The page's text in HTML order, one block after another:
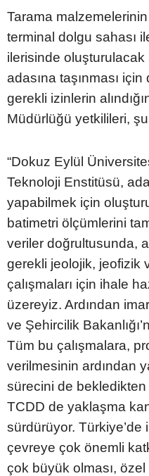
Tarama
terminal dolgu sahası
ilerisinde
adasına taşınması
gerekli izinlerin
Müdürlüğü yetkilileri,
“Dokuz Eylül
Teknoloji Enstitüsü,
yapabilmek için
batimetri ölçümlerini
veriler doğrultusunda,
gerekli jeolojik, jeofizik
çalışmaları için ihale
üzereyiz. Ardından
ve Şehircilik
Tüm bu çalışmalara,
verilmesinin ardından
sürecini de
TCDD de yaklaşma
sürdürüyor.
çevreye çok önemli
çok büyük olması,